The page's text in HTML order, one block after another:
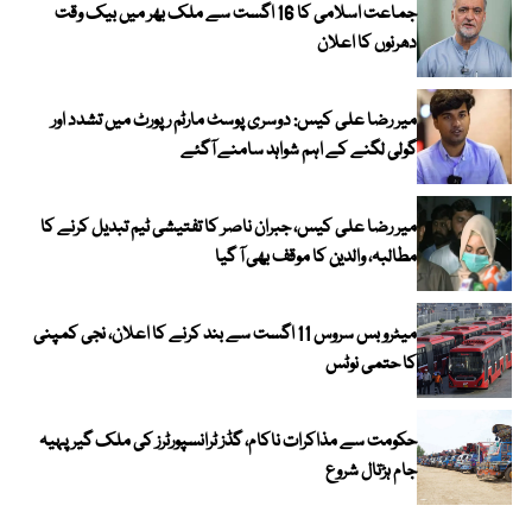
جماعت اسلامی کا 16 اگست سے ملک بھر میں بیک وقت
دھرنوں کا اعلان
میر رضا علی کیس: دوسری پوسٹ مارٹم رپورٹ میں تشدد اور
گولی لگنے کے اہم شواہد سامنے آگئے
میر رضا علی کیس، جبران ناصر کا تفتیشی ٹیم تبدیل کرنے کا
مطالبہ، والدین کا موقف بھی آ گیا
میٹرو بس سروس 11 اگست سے بند کرنے کا اعلان، نجی کمپنی
کا حتمی نوٹس
حکومت سے مذاکرات ناکام، گڈز ٹرانسپورٹرز کی ملک گیر پہیہ
جام ہڑتال شروع